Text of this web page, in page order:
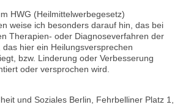
HWG (Heilmittelwerbegesetz)
weise ich besonders darauf hin, das bei
Therapien- oder Diagnoseverfahren der
hier ein Heilungsversprechen
bzw. Linderung oder Verbesserung
oder versprochen wird.
und Soziales Berlin, Fehrbelliner Platz 1,